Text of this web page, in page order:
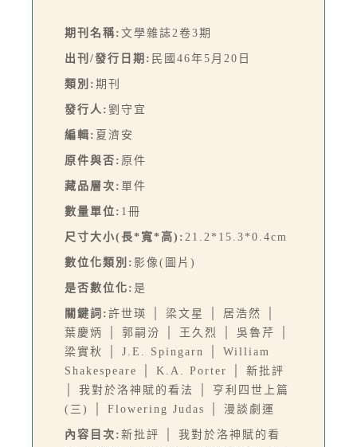
期刊名稱: 文學雜誌2卷3期
出刊/發行日期: 民國46年5月20日
類別: 期刊
發行人: 劉守宜
編輯: 夏濟安
原件與否: 原件
藏品層次: 單件
數量單位: 1冊
尺寸大小(長*寬*高): 21.2*15.3*0.4cm
數位化類別: 影像(圖片)
是否數位化: 是
關鍵詞: 許世瑛 │ 梁文星 │ 居浩然 │
葉慶炳 │ 郭嗣汾 │ 王久烈 │ 吳魯芹 │
梁實秋 │ J.E. Spingarn │ William
Shakespeare │ K.A. Porter │ 新批評
│ 我對於洛神賦的看法 │ 亨利四世上篇
(三) │ Flowering Judas │ 漫談劇運
內容目次: 新批評 │ 我對於洛神賦的看